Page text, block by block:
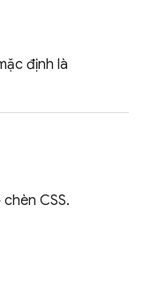
định là
CSS.